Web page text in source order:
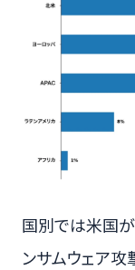
国別では米国が
ンサムウェア攻